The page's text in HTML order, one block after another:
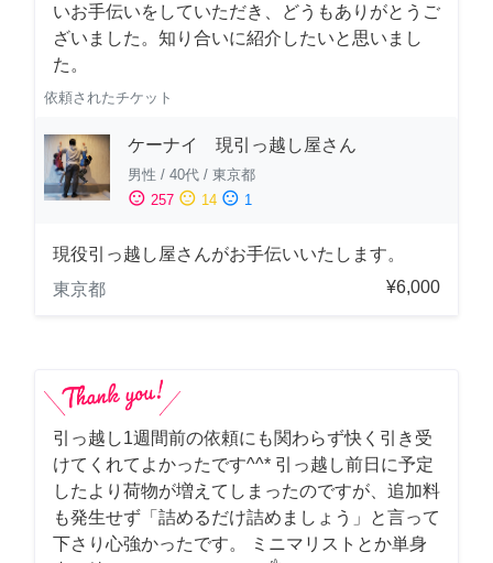
いお手伝いをしていただき、どうもありがとうご
ざいました。知り合いに紹介したいと思いまし
た。
依頼されたチケット
ケーナイ 現引っ越し屋さん
男性 / 40代 / 東京都
sentiment_satisfied 257 sentiment_neutral 14 sentiment_dissatisfied 1
現役引っ越し屋さんがお手伝いいたします。
東京都
¥6,000
引っ越し1週間前の依頼にも関わらず快く引き受
けてくれてよかったです^^* 引っ越し前日に予定
したより荷物が増えてしまったのですが、追加料
も発生せず「詰めるだけ詰めましょう」と言って
下さり心強かったです。 ミニマリストとか単身